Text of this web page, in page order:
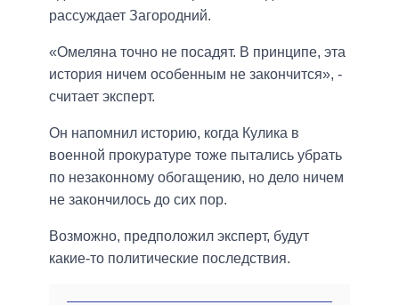
рассуждает Загородний.
«Омеляна точно не посадят. В принципе, эта
история ничем особенным не закончится», -
считает эксперт.
Он напомнил историю, когда Кулика в
военной прокуратуре тоже пытались убрать
по незаконному обогащению, но дело ничем
не закончилось до сих пор.
Возможно, предположил эксперт, будут
какие-то политические последствия.